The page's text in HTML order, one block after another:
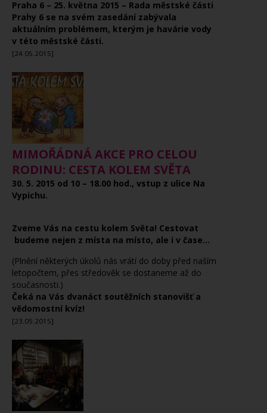
Praha 6 – 25. května 2015 – Rada městské části
Prahy 6 se na svém zasedání zabývala
aktuálním problémem, kterým je havárie vody
v této městské části.
[24.05.2015]
MIMOŘÁDNÁ AKCE PRO CELOU
RODINU: CESTA KOLEM SVĚTA
30. 5. 2015 od 10 – 18.00 hod., vstup z ulice Na
Vypichu.
Zveme Vás na cestu kolem Světa! Cestovat
budeme nejen z místa na místo, ale i v čase...
(Plnění některých úkolů nás vrátí do doby před naším
letopočtem, přes středověk se dostaneme až do
současnosti.)
Čeká na Vás dvanáct soutěžních stanovišť a
vědomostní kvíz!
[23.05.2015]